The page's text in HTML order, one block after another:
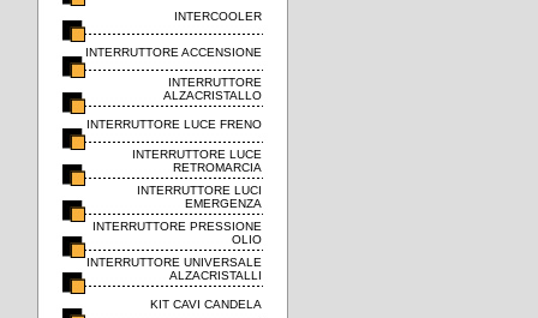
INTERCOOLER
INTERRUTTORE ACCENSIONE
INTERRUTTORE
ALZACRISTALLO
INTERRUTTORE LUCE FRENO
INTERRUTTORE LUCE
RETROMARCIA
INTERRUTTORE LUCI
EMERGENZA
INTERRUTTORE PRESSIONE
OLIO
INTERRUTTORE UNIVERSALE
ALZACRISTALLI
KIT CAVI CANDELA